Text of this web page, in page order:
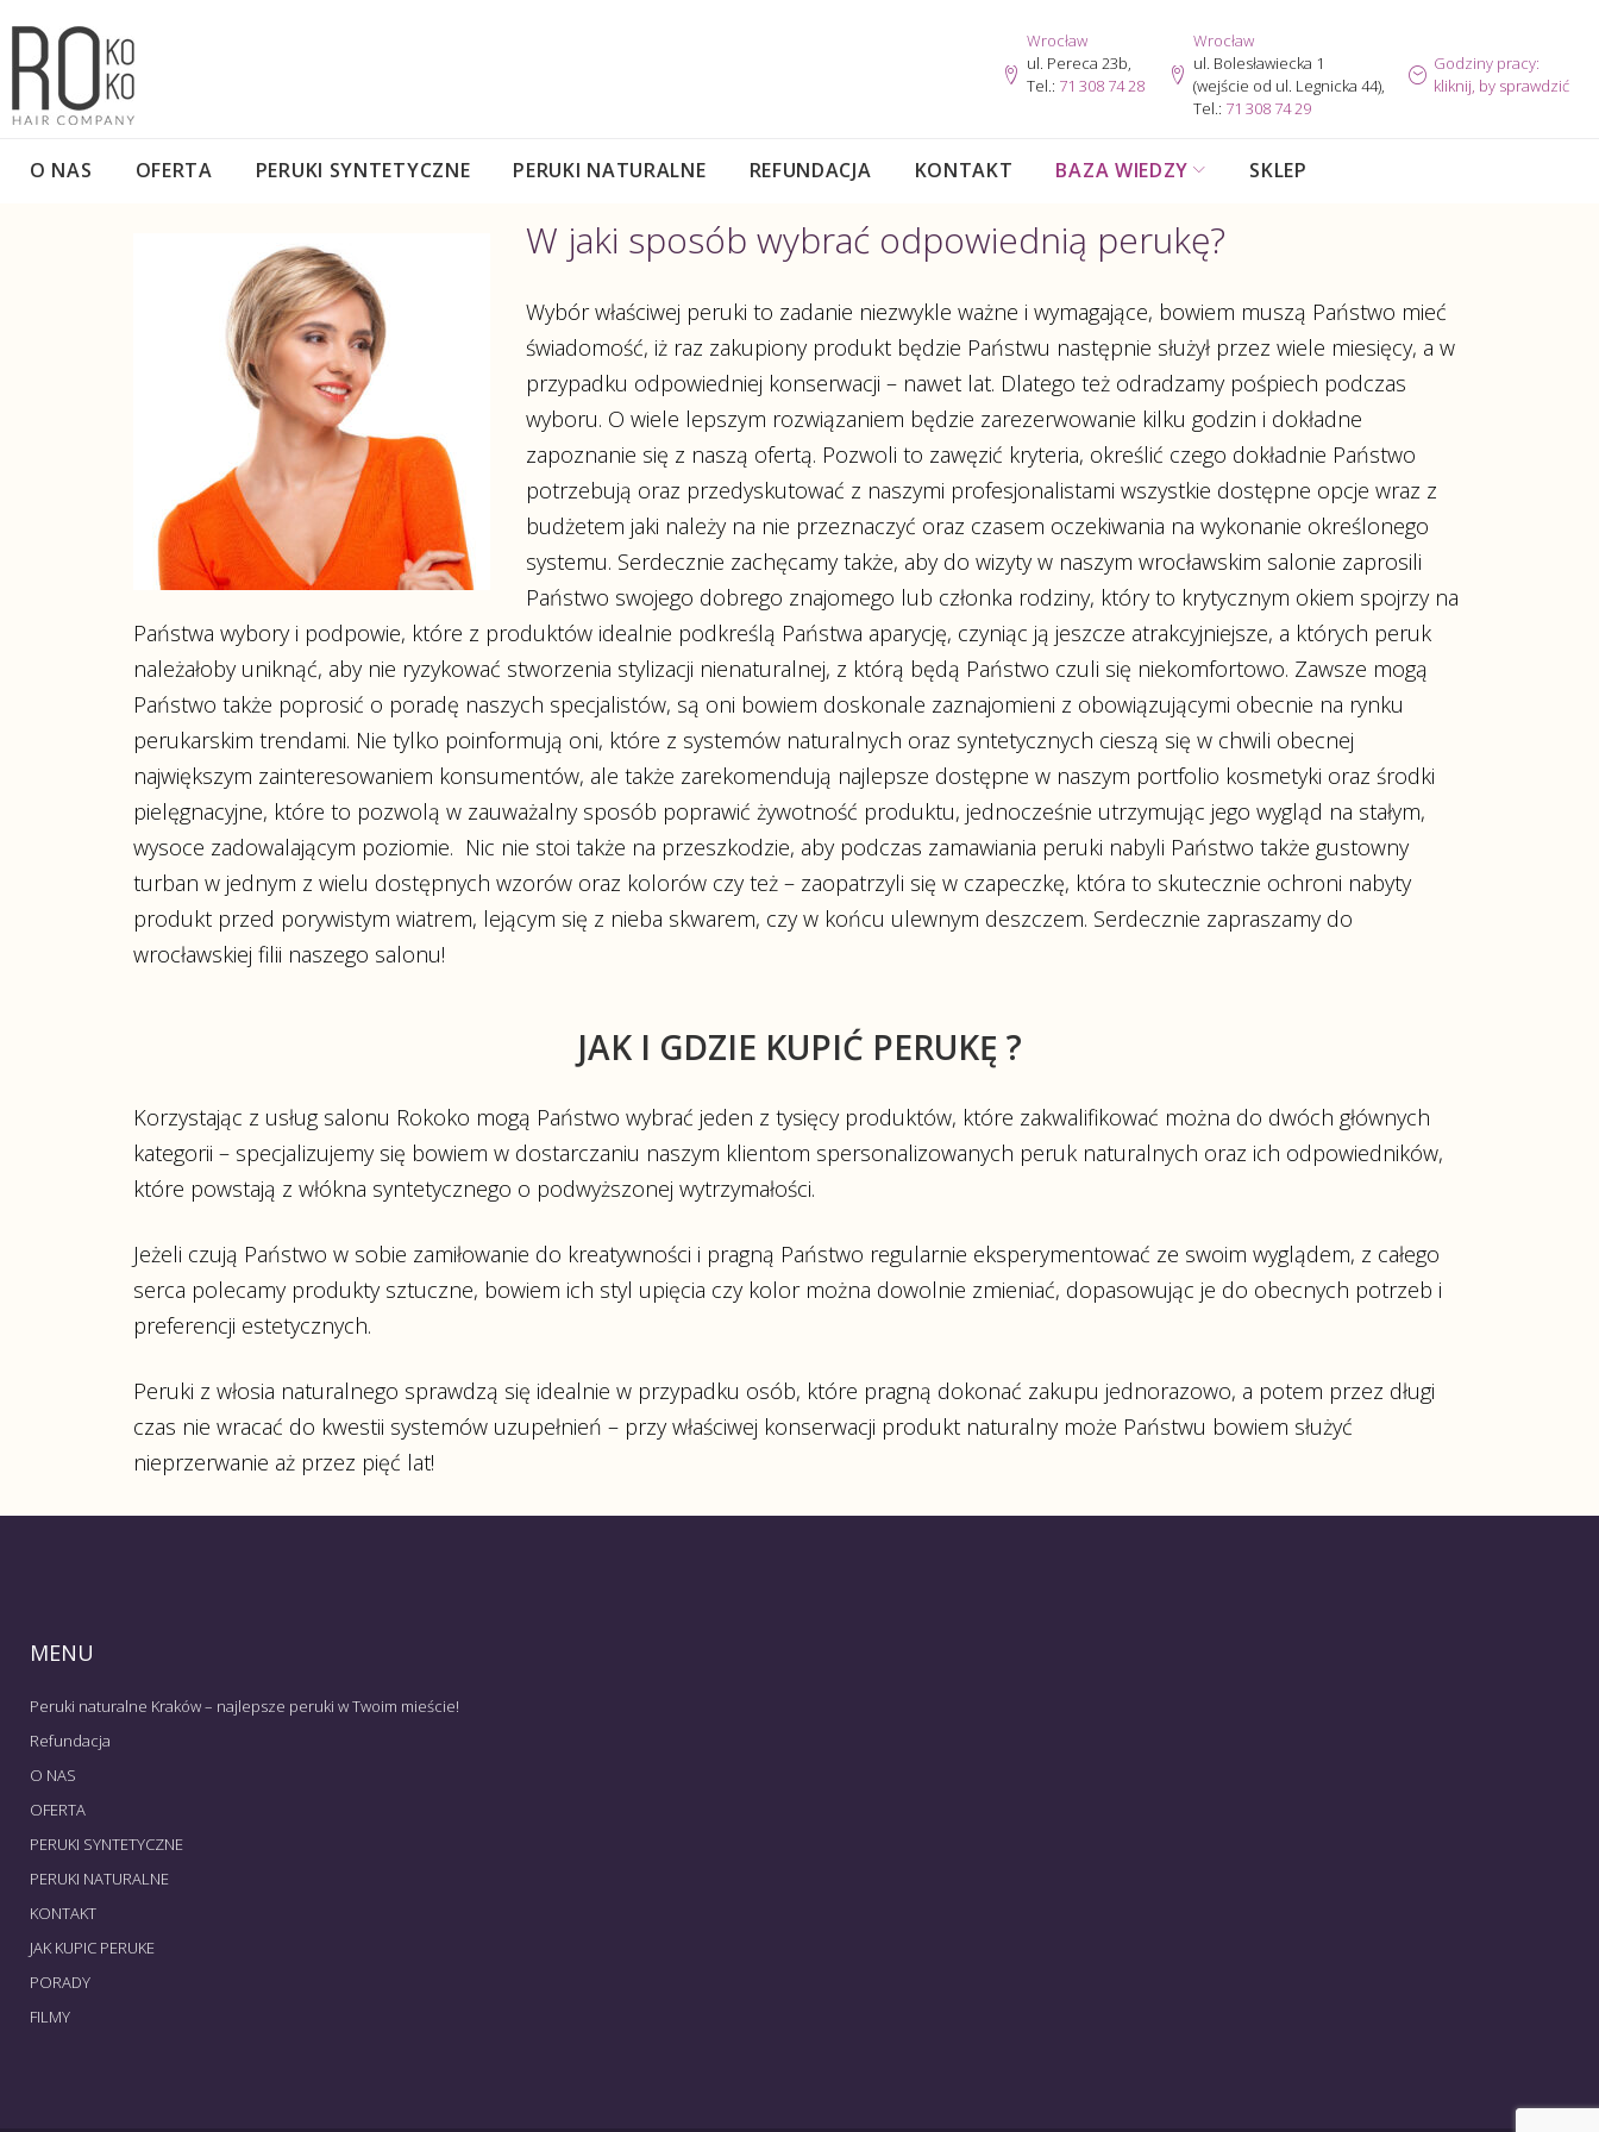
Wrocław
ul. Pereca 23b,
Tel.: 71 308 74 28
Wrocław
ul. Bolesławiecka 1
(wejście od ul. Legnicka 44),
Tel.: 71 308 74 29
Godziny pracy:
kliknij, by sprawdzić
O NAS OFERTA PERUKI SYNTETYCZNE PERUKI NATURALNE REFUNDACJA KONTAKT BAZA WIEDZY SKLEP
W jaki sposób wybrać odpowiednią perukę?
Wybór właściwej peruki to zadanie niezwykle ważne i wymagające, bowiem muszą Państwo mieć
świadomość, iż raz zakupiony produkt będzie Państwu następnie służył przez wiele miesięcy, a w
przypadku odpowiedniej konserwacji – nawet lat. Dlatego też odradzamy pośpiech podczas
wyboru. O wiele lepszym rozwiązaniem będzie zarezerwowanie kilku godzin i dokładne
zapoznanie się z naszą ofertą. Pozwoli to zawęzić kryteria, określić czego dokładnie Państwo
potrzebują oraz przedyskutować z naszymi profesjonalistami wszystkie dostępne opcje wraz z
budżetem jaki należy na nie przeznaczyć oraz czasem oczekiwania na wykonanie określonego
systemu. Serdecznie zachęcamy także, aby do wizyty w naszym wrocławskim salonie zaprosili
Państwo swojego dobrego znajomego lub członka rodziny, który to krytycznym okiem spojrzy na
Państwa wybory i podpowie, które z produktów idealnie podkreślą Państwa aparycję, czyniąc ją jeszcze atrakcyjniejsze, a których peruk
należałoby uniknąć, aby nie ryzykować stworzenia stylizacji nienaturalnej, z którą będą Państwo czuli się niekomfortowo. Zawsze mogą
Państwo także poprosić o poradę naszych specjalistów, są oni bowiem doskonale zaznajomieni z obowiązującymi obecnie na rynku
perukarskim trendami. Nie tylko poinformują oni, które z systemów naturalnych oraz syntetycznych cieszą się w chwili obecnej
największym zainteresowaniem konsumentów, ale także zarekomendują najlepsze dostępne w naszym portfolio kosmetyki oraz środki
pielęgnacyjne, które to pozwolą w zauważalny sposób poprawić żywotność produktu, jednocześnie utrzymując jego wygląd na stałym,
wysoce zadowalającym poziomie. Nic nie stoi także na przeszkodzie, aby podczas zamawiania peruki nabyli Państwo także gustowny
turban w jednym z wielu dostępnych wzorów oraz kolorów czy też – zaopatrzyli się w czapeczkę, która to skutecznie ochroni nabyty
produkt przed porywistym wiatrem, lejącym się z nieba skwarem, czy w końcu ulewnym deszczem. Serdecznie zapraszamy do
wrocławskiej filii naszego salonu!
JAK I GDZIE KUPIĆ PERUKĘ ?
Korzystając z usług salonu Rokoko mogą Państwo wybrać jeden z tysięcy produktów, które zakwalifikować można do dwóch głównych
kategorii – specjalizujemy się bowiem w dostarczaniu naszym klientom spersonalizowanych peruk naturalnych oraz ich odpowiedników,
które powstają z włókna syntetycznego o podwyższonej wytrzymałości.
Jeżeli czują Państwo w sobie zamiłowanie do kreatywności i pragną Państwo regularnie eksperymentować ze swoim wyglądem, z całego
serca polecamy produkty sztuczne, bowiem ich styl upięcia czy kolor można dowolnie zmieniać, dopasowując je do obecnych potrzeb i
preferencji estetycznych.
Peruki z włosia naturalnego sprawdzą się idealnie w przypadku osób, które pragną dokonać zakupu jednorazowo, a potem przez długi
czas nie wracać do kwestii systemów uzupełnień – przy właściwej konserwacji produkt naturalny może Państwu bowiem służyć
nieprzerwanie aż przez pięć lat!
MENU
Peruki naturalne Kraków – najlepsze peruki w Twoim mieście!
Refundacja
O NAS
OFERTA
PERUKI SYNTETYCZNE
PERUKI NATURALNE
KONTAKT
JAK KUPIC PERUKE
PORADY
FILMY